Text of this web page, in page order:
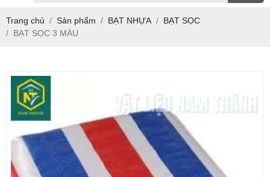
Trang chủ Sản phẩm BẠT NHỰA
BẠT SỌC
BẠT SỌC 3 MÀU